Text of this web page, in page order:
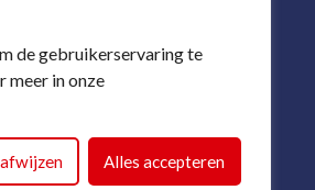
de gebruikerservaring te
meer in onze
Alles accepteren